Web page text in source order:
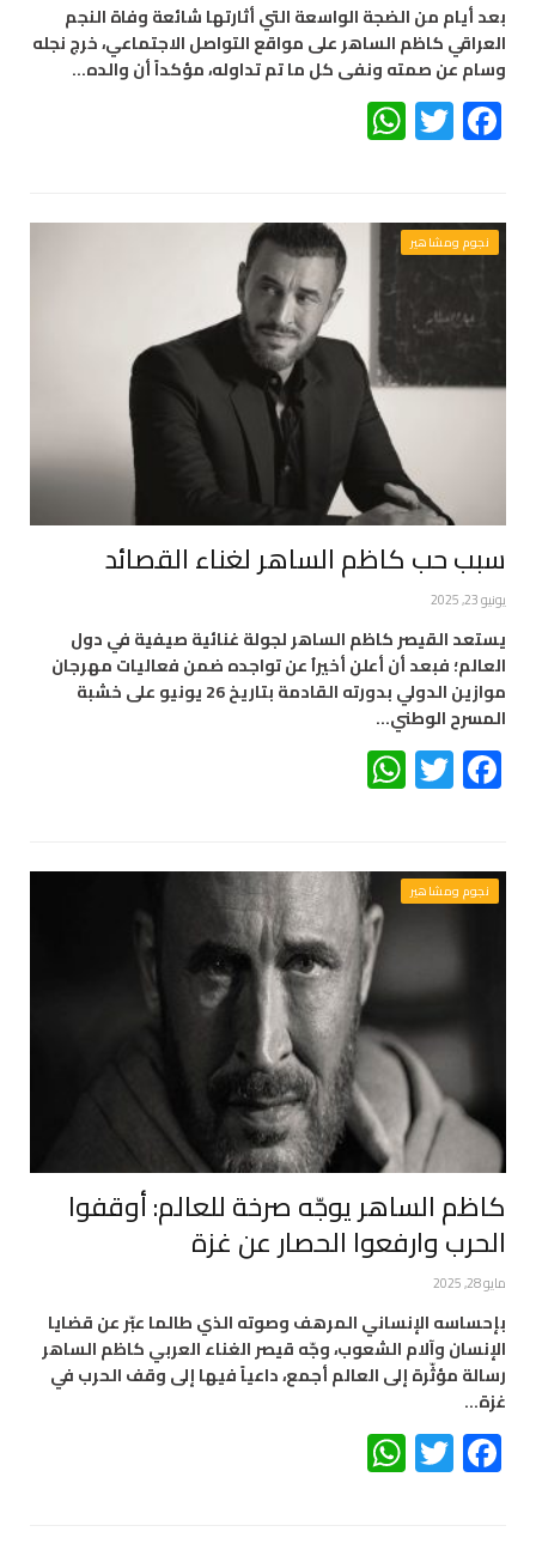
بعد أيام من الضجة الواسعة التي أثارتها شائعة وفاة النجم
العراقي كاظم الساهر على مواقع التواصل الاجتماعي، خرج نجله
وسام عن صمته ونفى كل ما تم تداوله، مؤكداً أن والده…
Facebook
Twitter
نجوم ومشاهير
سبب حب كاظم الساهر لغناء القصائد
يونيو 23, 2025
يستعد القيصر كاظم الساهر لجولة غنائية صيفية في دول
العالم؛ فبعد أن أعلن أخيراُ عن تواجده ضمن فعاليات مهرجان
موازين الدولي بدورته القادمة بتاريخ 26 يونيو على خشبة
المسرح الوطني…
Facebook
Twitter
نجوم ومشاهير
كاظم الساهر يوجّه صرخة للعالم: أوقفوا
الحرب وارفعوا الحصار عن غزة
مايو 28, 2025
بإحساسه الإنساني المرهف وصوته الذي طالما عبّر عن قضايا
الإنسان وآلام الشعوب، وجّه قيصر الغناء العربي كاظم الساهر
رسالة مؤثّرة إلى العالم أجمع، داعياً فيها إلى وقف الحرب في
غزة…
Facebook
Twitter